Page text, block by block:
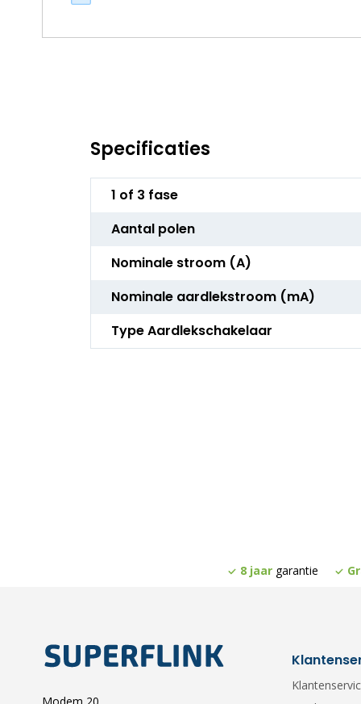
Specificaties
Meer
informatie
1 of 3 fase
Aantal polen
Nominale stroom (A)
Nominale aardlekstroom (mA)
Type Aardlekschakelaar
8 jaargarantie